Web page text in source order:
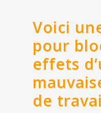
Voici
pour
effets
de